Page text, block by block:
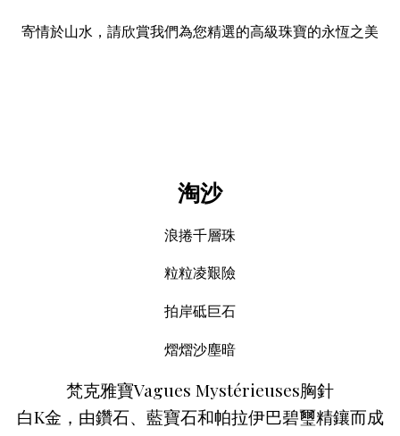
寄情於山水，請欣賞我們為您精選的高級珠寶的永恆之美
淘沙
浪捲千層珠
粒粒凌艱險
拍岸砥巨石
熠熠沙塵暗
梵克雅寶Vagues Mystérieuses胸針
白K金，由鑽石、藍寶石和帕拉伊巴碧璽精鑲而成